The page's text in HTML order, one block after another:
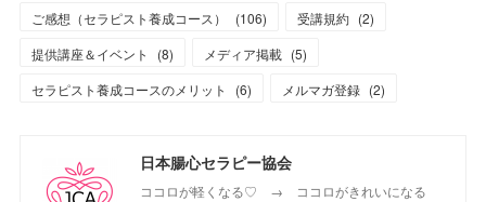
ご感想（セラピスト養成コース）
(106) 受講規約 (2)
提供講座＆イベント
(8) メディア掲載 (5)
セラピスト養成コースのメリット
(6) メルマガ登録 (2)
日本腸心セラピー協会
ココロが軽くなる♡ → ココロがきれいになる